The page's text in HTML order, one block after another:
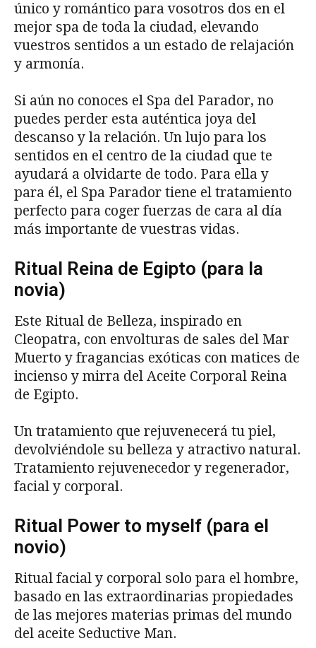
único y romántico para vosotros dos en el
mejor spa de toda la ciudad, elevando
vuestros sentidos a un estado de relajación
y armonía.
Si aún no conoces el Spa del Parador, no
puedes perder esta auténtica joya del
descanso y la relación. Un lujo para los
sentidos en el centro de la ciudad que te
ayudará a olvidarte de todo. Para ella y
para él, el Spa Parador tiene el tratamiento
perfecto para coger fuerzas de cara al día
más importante de vuestras vidas.
Ritual Reina de Egipto (para la
novia)
Este Ritual de Belleza, inspirado en
Cleopatra, con envolturas de sales del Mar
Muerto y fragancias exóticas con matices de
incienso y mirra del Aceite Corporal Reina
de Egipto.
Un tratamiento que rejuvenecerá tu piel,
devolviéndole su belleza y atractivo natural.
Tratamiento rejuvenecedor y regenerador,
facial y corporal.
Ritual Power to myself (para el
novio)
Ritual facial y corporal solo para el hombre,
basado en las extraordinarias propiedades
de las mejores materias primas del mundo
del aceite Seductive Man.